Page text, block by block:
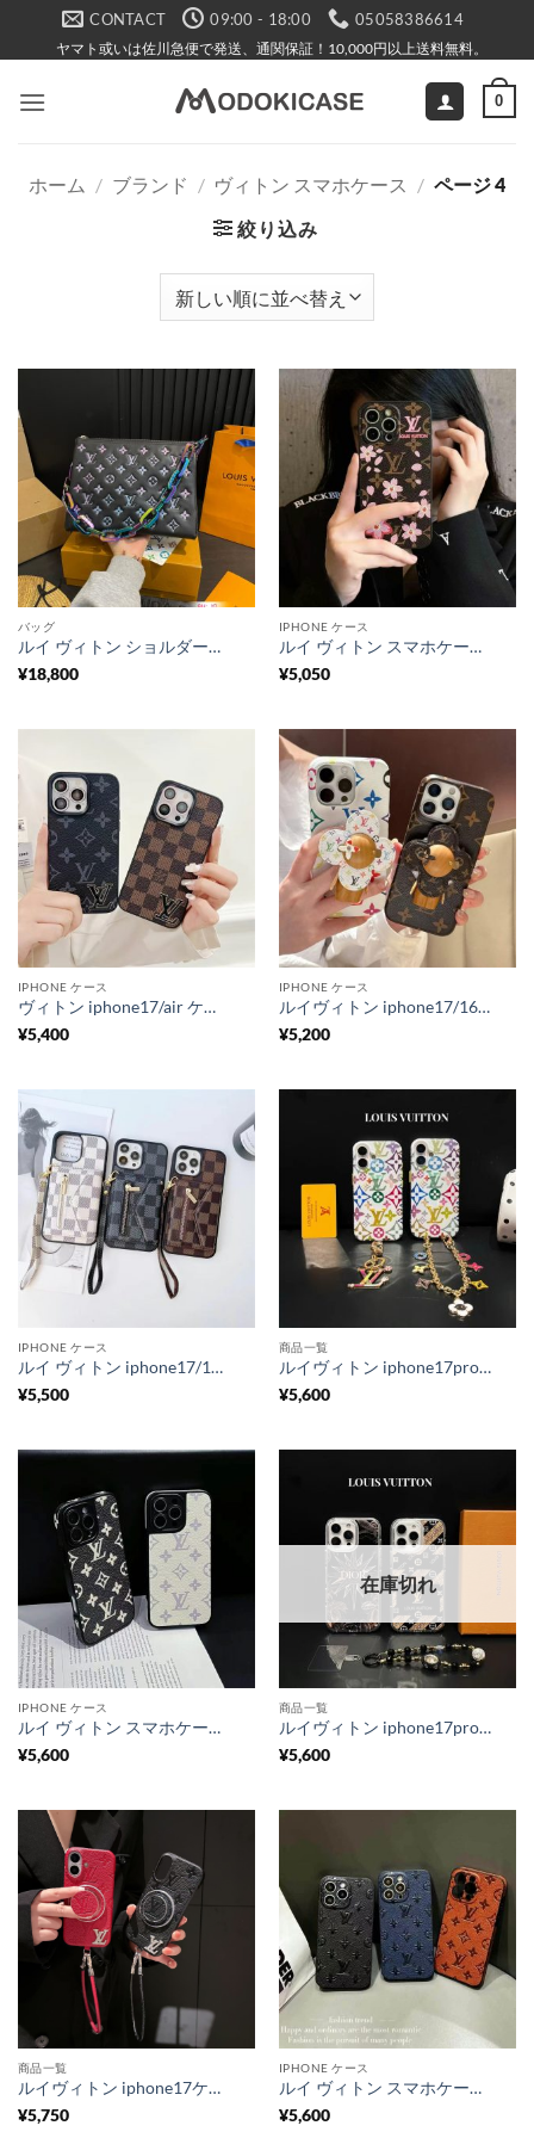
CONTACT 09:00 - 18:00 05058386614
ヤマト或いは佐川急便で発送、通関保証！10,000円以上送料無料。
0
ホーム / ブランド / ヴィトン スマホケース / ページ 4
絞り込み
バッグ
ルイ ヴィトン ショルダーバッグ ヴィトン Vuitton レア クッサン PM ブランドコピー ハイ ブランド バッグ レディース ルイ ヴィトン トート バッグ メンズ ショルダー バッグ ブランド 安い 佐川送料無料 安全サイト
¥18,800
IPHONE ケース
ルイ ヴィトン スマホケース ブランド iphone16/16promaxケース ハイ ブランド vuitton 携帯カバー 桜 iphone15/14pro ケース ブランド 可愛い iphone ケース
¥5,050
IPHONE ケース
ヴィトン iphone17/air ケース ルイヴィトン スマホケース アイ フォン16/15pro ケース ハイ ブランド iphone14/13 ケース メンズ 人気 iphone12カバー 高級ブランドパロディ
¥5,400
IPHONE ケース
ルイヴィトン iphone17/16proケース magsafe iphone16/15pro max ケース ヴィトン ヴィヴィエンヌ iphoneケース15/14 キャラクター iphone ケース スタンド 付き 人気 女子
¥5,200
IPHONE ケース
ルイ ヴィトン iphone17/17pro ケース スマホケース ブランド iphone16pro ケース カード 収納 iphone15/14/13 ケース 大人 名刺 入れ スマホケース 女性 20代 30代
¥5,500
商品一覧
ルイヴィトン iphone17pro/17promax ケース magsafe チェーン カラフル スマホケース ハイ ブランド iphone16/16pro ケース 人気 女子 iphone15/14 ケース 海外 人気
¥5,600
IPHONE ケース
ルイ ヴィトン スマホケース エンボス vuitton 風 iphone17 ケース iphone17pro ケース 新作レザー ブランド iphone16/15/14 ケース メンズ ハイ ブランド スマホケース 「カメラレンズフィルム付き」
¥5,600
在庫切れ
商品一覧
ルイヴィトン iphone17pro/17 ケース dior ビーズチェーン付き ヴィトン風 iphone16/15 ケース 韓国 ブランド iphone14pro ケース 頑丈 かわいい 携帯 ケース おしゃれ
¥5,600
商品一覧
ルイヴィトン iphone17ケース ブランド magsafe ギャラクシー ケース galaxy S25U ヴィトン ストラップ付き iphoneケース16/15 スマホカバー スタンド 人気 女子
¥5,750
IPHONE ケース
ルイ ヴィトン スマホケース エンボス vuitton 風 iphone17/16 ケース iphone16pro/15pro ケース レザー ブランド iphone15/14 ケース メンズ ハイ ブランド スマホケース ブランド 人気
¥5,600